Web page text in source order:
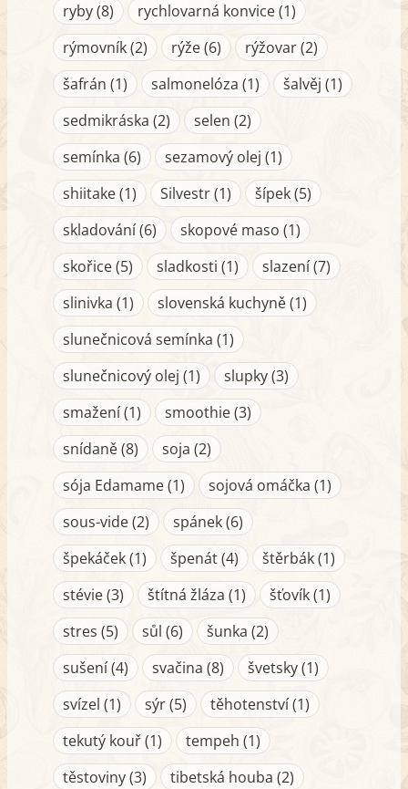
ryby (8)
rychlovarná konvice (1)
rýmovník (2)
rýže (6)
rýžovar (2)
šafrán (1)
salmonelóza (1)
šalvěj (1)
sedmikráska (2)
selen (2)
semínka (6)
sezamový olej (1)
shiitake (1)
Silvestr (1)
šípek (5)
skladování (6)
skopové maso (1)
skořice (5)
sladkosti (1)
slazení (7)
slinivka (1)
slovenská kuchyně (1)
slunečnicová semínka (1)
slunečnicový olej (1)
slupky (3)
smažení (1)
smoothie (3)
snídaně (8)
soja (2)
sója Edamame (1)
sojová omáčka (1)
sous-vide (2)
spánek (6)
špekáček (1)
špenát (4)
štěrbák (1)
stévie (3)
štítná žláza (1)
šťovík (1)
stres (5)
sůl (6)
šunka (2)
sušení (4)
svačina (8)
švetsky (1)
svízel (1)
sýr (5)
těhotenství (1)
tekutý kouř (1)
tempeh (1)
těstoviny (3)
tibetská houba (2)